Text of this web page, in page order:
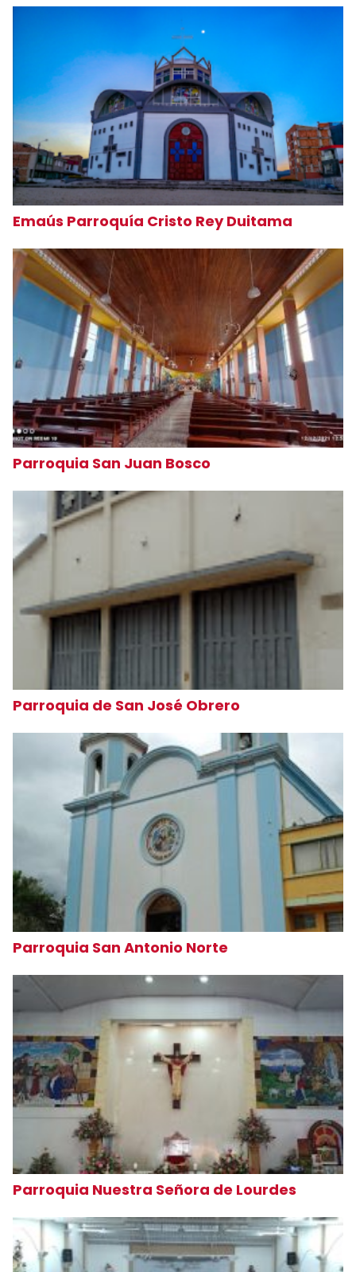
Emaús Parroquía Cristo Rey Duitama
Parroquia San Juan Bosco
Parroquia de San José Obrero
Parroquia San Antonio Norte
Parroquia Nuestra Señora de Lourdes